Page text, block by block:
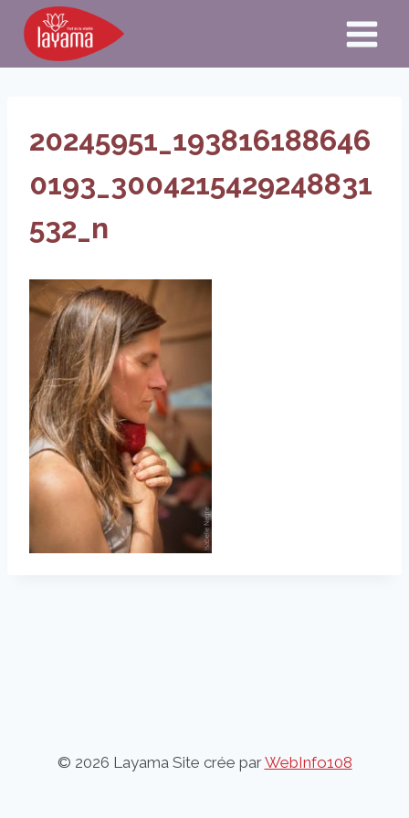
Aller
contenu
20245951_193816188646
0193_3004215429248831
532_n
© 2026 Layama Site crée parWebInfo108